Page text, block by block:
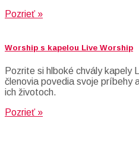
Pozrieť »
Worship s kapelou Live Worship
Pozrite si hlboké chvály kapely
členovia povedia svoje príbehy
ich životoch.
Pozrieť »